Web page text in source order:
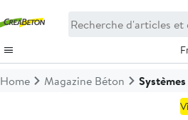
Home Magazine Béton